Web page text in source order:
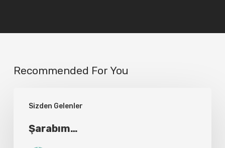
Recommended For You
Sizden Gelenler
Şarabım…